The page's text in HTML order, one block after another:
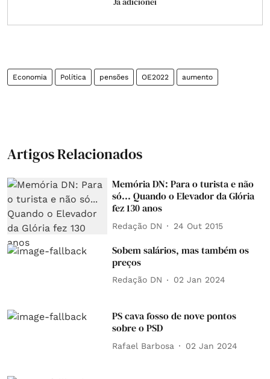
Economia Política pensões OE2022 aumento
Artigos Relacionados
Memória DN: Para o turista e não
só... Quando o Elevador da Glória
fez 130 anos
Redação DN 24 Out 2015
Sobem salários, mas também os
preços
Redação DN 02 Jan 2024
PS cava fosso de nove pontos
sobre o PSD
Rafael Barbosa 02 Jan 2024